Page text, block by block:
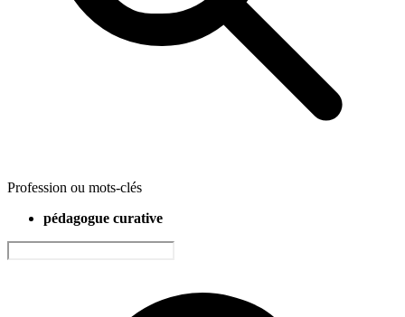
Profession ou mots-clés
pédagogue curative